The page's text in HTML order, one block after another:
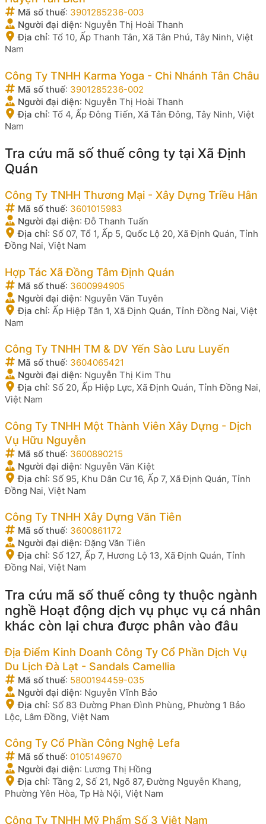
Mã số thuế: 3901285236-003
Người đại diện: Nguyễn Thị Hoài Thanh
Địa chỉ: Tổ 10, Ấp Thanh Tân, Xã Tân Phú, Tây Ninh, Việt
Nam
Công Ty TNHH Karma Yoga - Chi Nhánh Tân Châu
Mã số thuế: 3901285236-002
Người đại diện: Nguyễn Thị Hoài Thanh
Địa chỉ: Tổ 4, Ấp Đông Tiến, Xã Tân Đông, Tây Ninh, Việt
Nam
Tra cứu mã số thuế công ty tại Xã Định
Quán
Công Ty TNHH Thương Mại - Xây Dựng Triều Hân
Mã số thuế: 3601015983
Người đại diện:Đỗ Thanh Tuấn
Địa chỉ: Số 07, Tổ 1, Ấp 5, Quốc Lộ 20, Xã Định Quán, Tỉnh
Đồng Nai, Việt Nam
Hợp Tác Xã Đồng Tâm Định Quán
Mã số thuế: 3600994905
Người đại diện: Nguyễn Văn Tuyên
Địa chỉ: Ấp Hiệp Tân 1, Xã Định Quán, Tỉnh Đồng Nai, Việt
Nam
Công Ty TNHH TM & DV Yến Sào Lưu Luyến
Mã số thuế: 3604065421
Người đại diện: Nguyễn Thị Kim Thu
Địa chỉ: Số 20, Ấp Hiệp Lực, Xã Định Quán, Tỉnh Đồng Nai,
Việt Nam
Công Ty TNHH Một Thành Viên Xây Dựng - Dịch
Vụ Hữu Nguyễn
Mã số thuế: 3600890215
Người đại diện: Nguyễn Văn Kiệt
Địa chỉ: Số 95, Khu Dân Cư 16, Ấp 7, Xã Định Quán, Tỉnh
Đồng Nai, Việt Nam
Công Ty TNHH Xây Dựng Văn Tiên
Mã số thuế: 3600861172
Người đại diện:Đặng Văn Tiên
Địa chỉ: Số 127, Ấp 7, Hương Lộ 13, Xã Định Quán, Tỉnh
Đồng Nai, Việt Nam
Tra cứu mã số thuế công ty thuộc ngành
nghề Hoạt động dịch vụ phục vụ cá nhân
khác còn lại chưa được phân vào đâu
Địa Điểm Kinh Doanh Công Ty Cổ Phần Dịch Vụ
Du Lịch Đà Lạt - Sandals Camellia
Mã số thuế: 5800194459-035
Người đại diện: Nguyễn Vĩnh Bảo
Địa chỉ: Số 83 Đường Phan Đình Phùng, Phường 1 Bảo
Lộc, Lâm Đồng, Việt Nam
Công Ty Cổ Phần Công Nghệ Lefa
Mã số thuế: 0105149670
Người đại diện: Lương Thị Hồng
Địa chỉ: Tầng 2, Số 21, Ngõ 87, Đường Nguyễn Khang,
Phường Yên Hòa, Tp Hà Nội, Việt Nam
Công Ty TNHH Mỹ Phẩm Số 3 Việt Nam